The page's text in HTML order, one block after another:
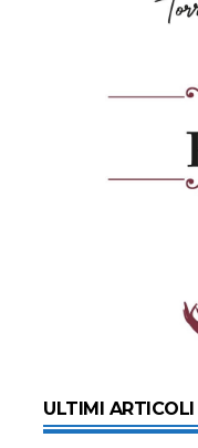
ULTIMI ARTICOLI